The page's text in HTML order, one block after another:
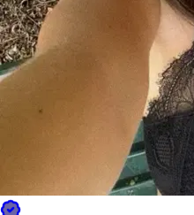
LouHusky siberiano
MiloCat